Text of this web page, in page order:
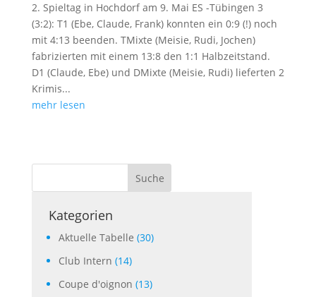
2. Spieltag in Hochdorf am 9. Mai ES -Tübingen 3
(3:2): T1 (Ebe, Claude, Frank) konnten ein 0:9 (!) noch
mit 4:13 beenden. TMixte (Meisie, Rudi, Jochen)
fabrizierten mit einem 13:8 den 1:1 Halbzeitstand.
D1 (Claude, Ebe) und DMixte (Meisie, Rudi) lieferten 2
Krimis...
mehr lesen
Suche
Kategorien
Aktuelle Tabelle (30)
Club Intern (14)
Coupe d'oignon (13)